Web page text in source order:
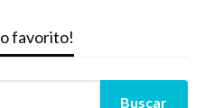
favorito!